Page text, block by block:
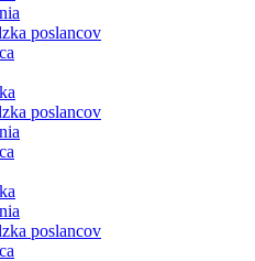
poslancov
poslancov
poslancov